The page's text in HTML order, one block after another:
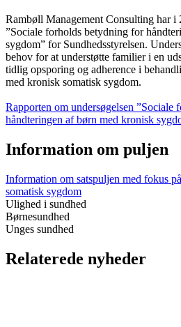
Rambøll Management Consulting har i
”Sociale forholds betydning for
sygdom” for Sundhedsstyrelsen.
behov for at understøtte familier i en
tidlig opsporing og adherence i
med kronisk somatisk sygdom.
Rapporten om undersøgelsen ”Sociale
håndteringen af børn med kronisk
Information om puljen
Information om satspuljen med fokus
somatisk sygdom
Ulighed i sundhed
Børnesundhed
Unges sundhed
Relaterede nyheder